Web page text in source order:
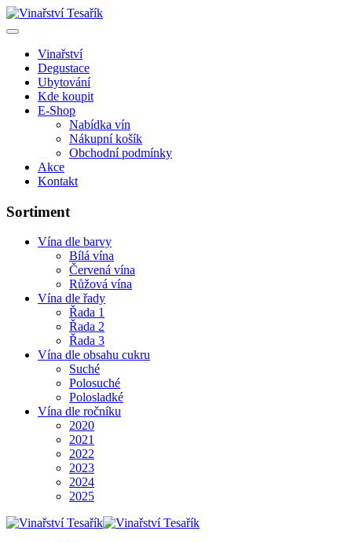
Vinařství
Degustace
Ubytování
Kde koupit
E-Shop
Nabídka vín
Nákupní košík
Obchodní podmínky
Akce
Kontakt
Sortiment
Vína dle barvy
Bílá vína
Červená vína
Růžová vína
Vína dle řady
Řada 1
Řada 2
Řada 3
Vína dle obsahu cukru
Suché
Polosuché
Polosladké
Vína dle ročníku
2020
2021
2022
2023
2024
2025